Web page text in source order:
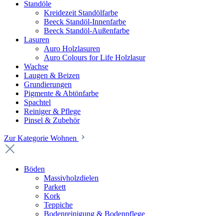
Standöle
Kreidezeit Standölfarbe
Beeck Standöl-Innenfarbe
Beeck Standöl-Außenfarbe
Lasuren
Auro Holzlasuren
Auro Colours for Life Holzlasur
Wachse
Laugen & Beizen
Grundierungen
Pigmente & Abtönfarbe
Spachtel
Reiniger & Pflege
Pinsel & Zubehör
Zur Kategorie Wohnen
Böden
Massivholzdielen
Parkett
Kork
Teppiche
Bodenreinigung & Bodenpflege